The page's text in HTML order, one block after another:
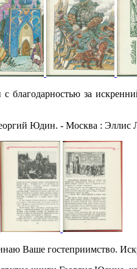
благодарностью за
Юдин. - Москва : Эллис
Ваше гостеприимство.